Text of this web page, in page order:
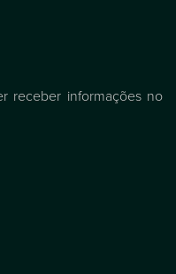
receber informações no